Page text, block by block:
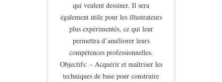
qui veulent dessiner. Il sera
également utile pour les illustrateurs
plus expérimentés, ce qui leur
permettra d’améliorer leurs
compétences professionnelles.
Objectifs: – Acquérir et maîtriser les
techniques de base pour construire